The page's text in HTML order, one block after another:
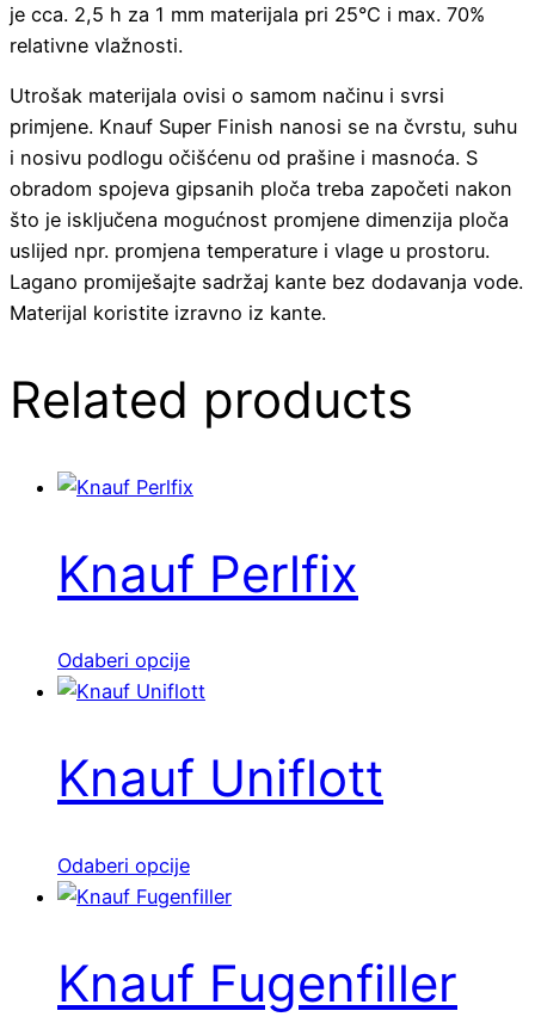
je cca. 2,5 h za 1 mm materijala pri 25°C i max. 70%
relativne vlažnosti.
Utrošak materijala ovisi o samom načinu i svrsi
primjene. Knauf Super Finish nanosi se na čvrstu, suhu
i nosivu podlogu očišćenu od prašine i masnoća. S
obradom spojeva gipsanih ploča treba započeti nakon
što je isključena mogućnost promjene dimenzija ploča
uslijed npr. promjena temperature i vlage u prostoru.
Lagano promiješajte sadržaj kante bez dodavanja vode.
Materijal koristite izravno iz kante.
Related products
Knauf Perlfix
Odaberi opcijeOvaj
proizvod
više
varijanti.
mogu
odabrati
stranici
proizvoda
Knauf Uniflott
Odaberi opcijeOvaj
proizvod
više
varijanti.
Knauf Fugenfiller